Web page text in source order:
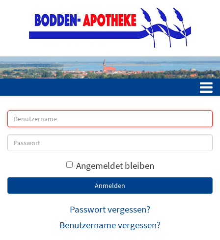
Angemeldet bleiben
Anmelden
Passwort vergessen?
Benutzername vergessen?